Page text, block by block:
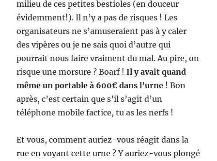
milieu de ces petites bestioles (en douceur
évidemment!). Il n’y a pas de risques ! Les
organisateurs ne s’amuseraient pas à y caler
des vipères ou je ne sais quoi d’autre qui
pourrait nous faire vraiment du mal. Au pire, on
risque une morsure ? Boarf !Il y avait quand
même un portable à 600€ dans l’urne ! Bon
après, c’est certain que s’il s’agit d’un
téléphone mobile factice, tu as les nerfs !
Et vous, comment auriez-vous réagit dans la
rue en voyant cette urne ? Y auriez-vous plongé